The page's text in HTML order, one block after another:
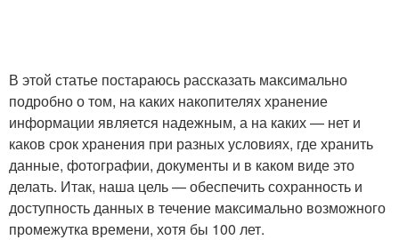
В этой статье постараюсь рассказать максимально
подробно о том, на каких накопителях хранение
информации является надежным, а на каких — нет и
каков срок хранения при разных условиях, где хранить
данные, фотографии, документы и в каком виде это
делать. Итак, наша цель — обеспечить сохранность и
доступность данных в течение максимально возможного
промежутка времени, хотя бы 100 лет.